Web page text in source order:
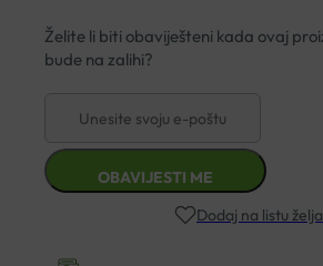
Dodaj na listu želja